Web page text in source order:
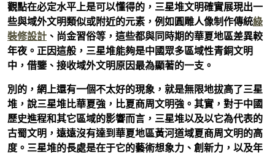
觀點在必定水平上是可以懂得的，三星堆文明確實展現出一
些與域外文明類似或附近的元素，例如圓雕人像制作傳統綠
裝修設計 、尚金習俗等，這些都與同時期的華夏地區差異較
年夜。正因這般，三星堆能夠是中國眾多區域性青銅文明
中，借鑒、接收域外文明原因最為顯著的一支。
別的，網上還有一個不太好的現象，就是無限地拔高了三星
堆，說三星堆比華夏強，比夏商周文明強。其實，對于中國
歷史進程和其它區域的影響而言，三星堆以及以它為代表的
古蜀文明，遠遠沒有達到華夏地區黃河道域夏商周文明的高
度。三星堆的長處是在于它的藝術想象力、創新力，以及年